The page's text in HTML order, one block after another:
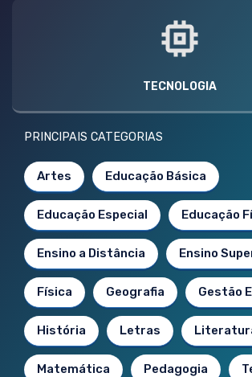
TECNOLOGIA
PRINCIPAIS CATEGORIAS
Artes Educação Básica
Educação Especial Educação
Ensino a Distância Ensino
Física Geografia Gestão
História Letras
Matemática Pedagogia